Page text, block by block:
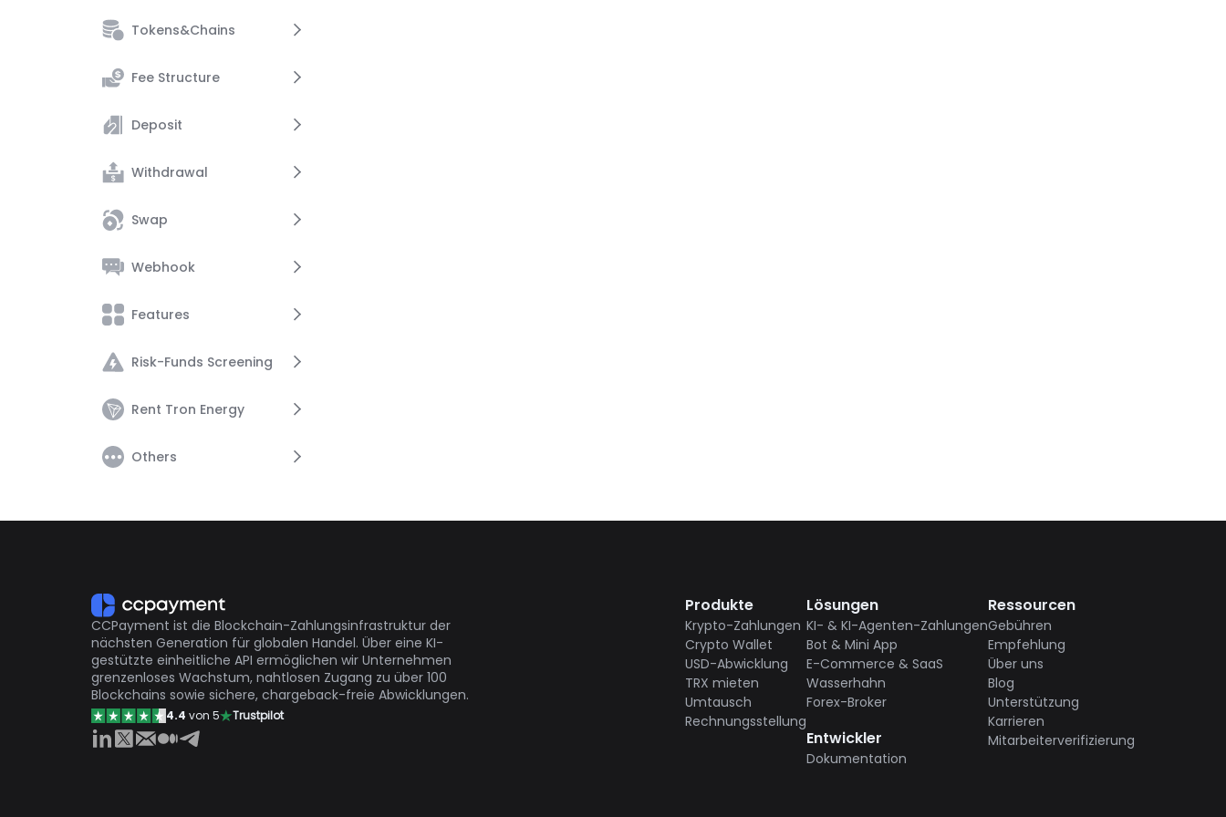
Account Management
Security
Tokens&Chains
Supported Tokens
Supported Chains
Fee Structure
Service Fee
Network Fee
Deposit
Deposit Guide
Crypto Deposit
Withdrawal
Withdrawal Guide
Crypto Withdrawal
Swap
Crypto Swap
Webhook
Webhook Notifications
Resend Webhook
Features
USD Settlement
Funds
Transaction
Risk-Funds Screening
Risky Payments Guide
Risky Address Guide
Rent Tron Energy
Rent Tron Energy
Others
Other
CCPayment ist die Blockchain-Zahlungsinfrastruktur der
nächsten Generation für globalen Handel. Über eine KI-
gestützte einheitliche API ermöglichen wir Unternehmen
grenzenloses Wachstum, nahtlosen Zugang zu über 100
Blockchains sowie sichere, chargeback-freie Abwicklungen.
4.4 von 5 Trustpilot
Produkte
Krypto-Zahlungen
Crypto Wallet
USD-Abwicklung
TRX mieten
Umtausch
Rechnungsstellung
Lösungen
KI- & KI-Agenten-Zahlungen
Bot & Mini App
E-Commerce & SaaS
Wasserhahn
Forex-Broker
Entwickler
Dokumentation
Ressourcen
Gebühren
Empfehlung
Über uns
Blog
Unterstützung
Karrieren
Mitarbeiterverifizierung